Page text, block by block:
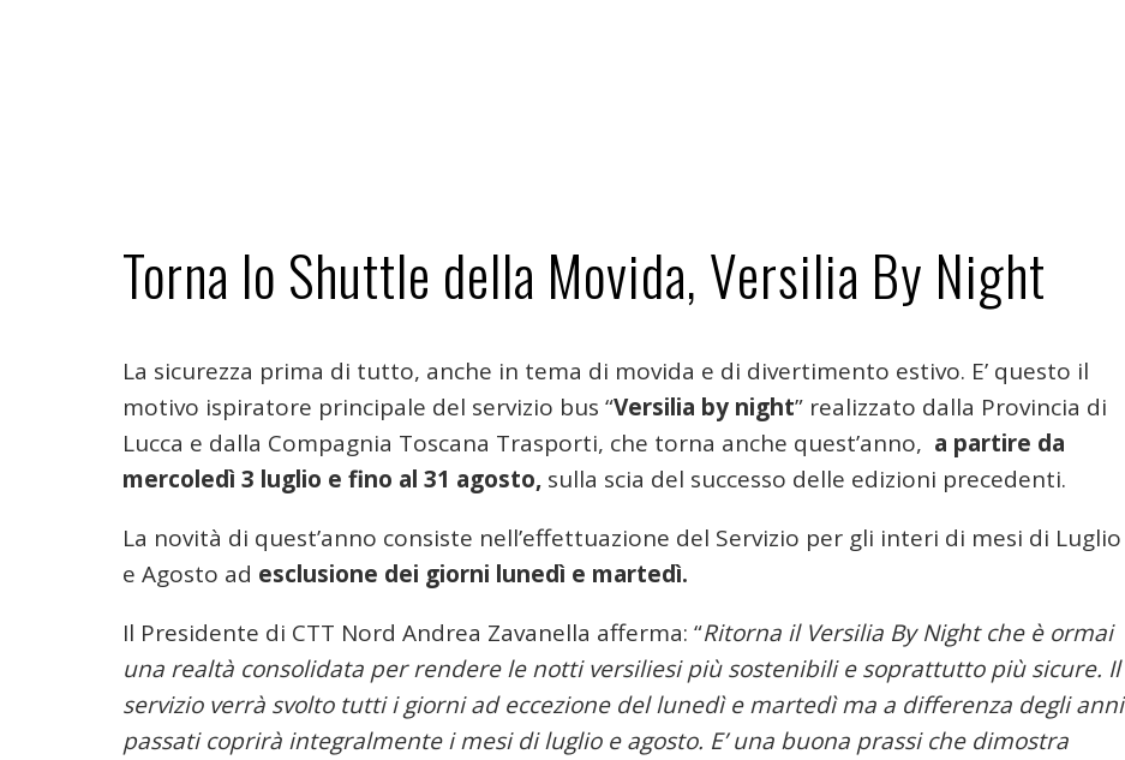
Torna lo Shuttle della Movida, Versilia By Night
La sicurezza prima di tutto, anche in tema di movida e di divertimento estivo. E’ questo il
motivo ispiratore principale del servizio bus “Versilia by night” realizzato dalla Provincia di
Lucca e dalla Compagnia Toscana Trasporti, che torna anche quest’anno, a partire da
mercoledì 3 luglio e fino al 31 agosto, sulla scia del successo delle edizioni precedenti.
La novità di quest’anno consiste nell’effettuazione del Servizio per gli interi di mesi di Luglio
e Agosto ad esclusione dei giorni lunedì e martedì.
Il Presidente di CTT Nord Andrea Zavanella afferma: “Ritorna il Versilia By Night che è ormai
una realtà consolidata per rendere le notti versiliesi più sostenibili e soprattutto più sicure. Il
servizio verrà svolto tutti i giorni ad eccezione del lunedì e martedì ma a differenza degli anni
passati coprirà integralmente i mesi di luglio e agosto. E’ una buona prassi che dimostra